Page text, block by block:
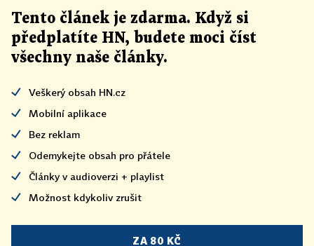
Tento článek je zdarma. Když si
předplatíte HN, budete moci číst
všechny naše články.
Veškerý obsah HN.cz
Mobilní aplikace
Bez reklam
Odemykejte obsah pro přátele
Články v audioverzi + playlist
Možnost kdykoliv zrušit
ZA 80 KČ